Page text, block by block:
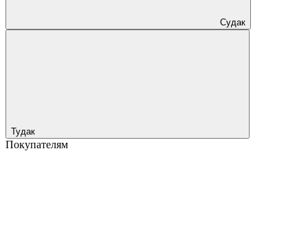
Судак
Тудак
Покупателям